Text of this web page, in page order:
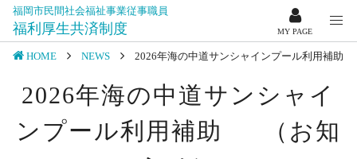
福岡市民間社会福祉事業従事職員
福利厚生共済制度 MY PAGE
HOME NEWS 2026年海の中道サンシャインプール利用補助
2026年海の中道サンシャイ
ンプール利用補助 （お知